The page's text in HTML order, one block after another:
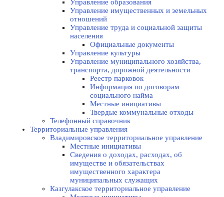
Управление образования
Управление имущественных и земельных
отношений
Управление труда и социальной защиты
населения
Официальные документы
Управление культуры
Управление муниципального хозяйства,
транспорта, дорожной деятельности
Реестр парковок
Информация по договорам
социального найма
Местные инициативы
Твердые коммунальные отходы
Телефонный справочник
Территориальные управления
Владимировское территориальное управление
Местные инициативы
Сведения о доходах, расходах, об
имуществе и обязательствах
имущественного характера
муниципальных служащих
Казгулакское территориальное управление